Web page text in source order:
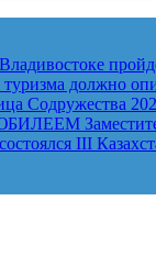
должно
Содружества
Заместителя
III